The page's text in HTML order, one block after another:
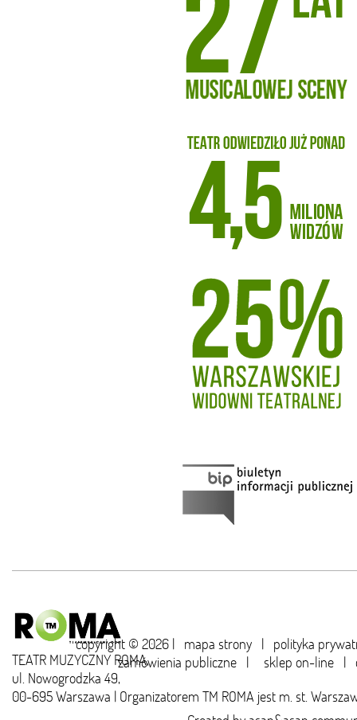
copyright © 2026 | mapa strony | polityka
zamówienia publiczne | sklep on-line |
TEATR MUZYCZNY ROMA,
ul. Nowogrodzka 49,
00-695 Warszawa | Organizatorem TM ROMA jest m. st.